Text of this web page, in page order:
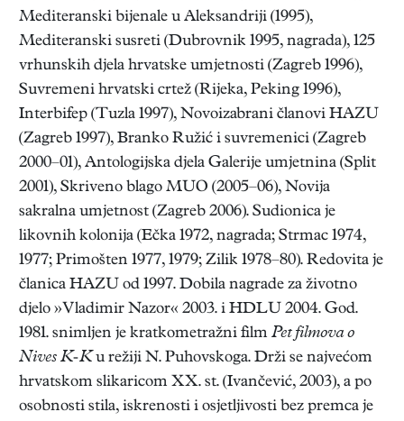
Mediteranski bijenale u Aleksandriji (1995),
Mediteranski susreti (Dubrovnik 1995, nagrada), 125
vrhunskih djela hrvatske umjetnosti (Zagreb 1996),
Suvremeni hrvatski crtež (Rijeka, Peking 1996),
Interbifep (Tuzla 1997), Novoizabrani članovi HAZU
(Zagreb 1997), Branko Ružić i suvremenici (Zagreb
2000–01), Antologijska djela Galerije umjetnina (Split
2001), Skriveno blago MUO (2005–06), Novija
sakralna umjetnost (Zagreb 2006). Sudionica je
likovnih kolonija (Ečka 1972, nagrada; Strmac 1974,
1977; Primošten 1977, 1979; Zilik 1978–80). Redovita je
članica HAZU od 1997. Dobila nagrade za životno
djelo »Vladimir Nazor« 2003. i HDLU 2004. God.
1981. snimljen je kratkometražni film Pet filmova o
Nives K-K u režiji N. Puhovskoga. Drži se najvećom
hrvatskom slikaricom XX. st. (Ivančević, 2003), a po
osobnosti stila, iskrenosti i osjetljivosti bez premca je